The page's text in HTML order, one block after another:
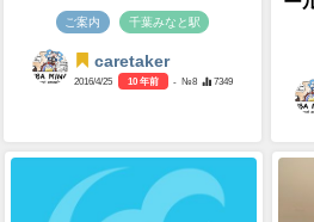
ご案内 千葉みなと駅
caretaker
2016/4/25 10 年前 - №8 7349